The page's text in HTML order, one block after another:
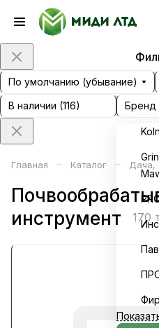
По умолчанию (убывание)
В наличии (116) Бренд
Главная – Каталог – Дача,
инструмент
170